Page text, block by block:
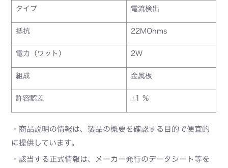
タイプ 電流検出
抵抗 22MOhms
電力（ワット） 2W
組成 金属板
許容誤差 ±1 %
・商品説明の情報は、製品の概要を確認する目的で便宜的
に提供しています。
・該当する正式情報は、メーカー発行のデータシート等を